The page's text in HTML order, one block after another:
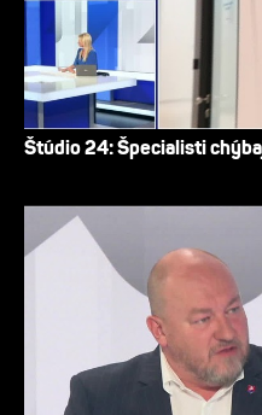
Štúdio 24: Špecialisti